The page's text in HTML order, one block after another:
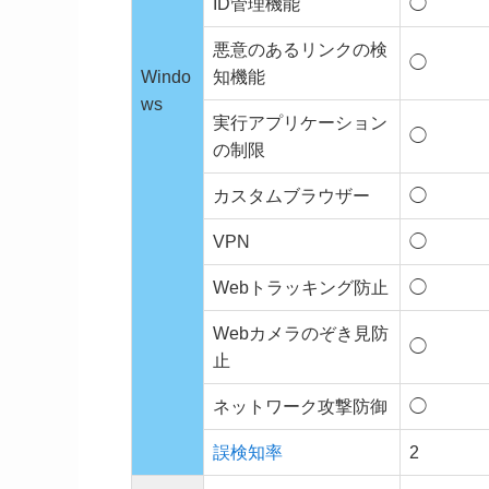
Windo
ws
悪意のあるリンクの検
知機能
◯
実行アプリケーション
の制限
◯
カスタムブラウザー ◯
VPN ◯
Webトラッキング防止 ◯
Webカメラのぞき見防
止
◯
ネットワーク攻撃防御 ◯
誤検知率 2